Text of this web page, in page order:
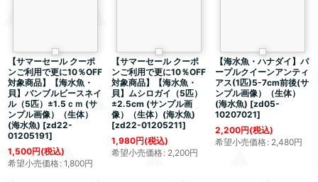
【サマーセール クーポ
ンご利用で更に10％OFF
対象商品】【海水魚・
貝】バンブルビースネイ
ル（5匹）±1.5ｃｍ (サ
ンプル画像）（生体）
(海水魚) [zd22-
01205191]
1,500円(税込)
希望小売価格: 1,800円
【サマーセール クーポ
ンご利用で更に10％OFF
対象商品】【海水魚・
貝】ムシロガイ（5匹）
±2.5cm (サンプル画
像）（生体）(海水魚)
[zd22-01205211]
1,980円(税込)
希望小売価格: 2,200円
【海水魚・ハナダイ】パ
ープルクイーンアンティ
アス(1匹)5-7cm前後(サ
ンプル画像）（生体）
(海水魚) [zd05-
10207021]
2,200円(税込)
希望小売価格: 2,480円